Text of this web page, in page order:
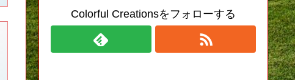
Colorful Creationsをフォローする